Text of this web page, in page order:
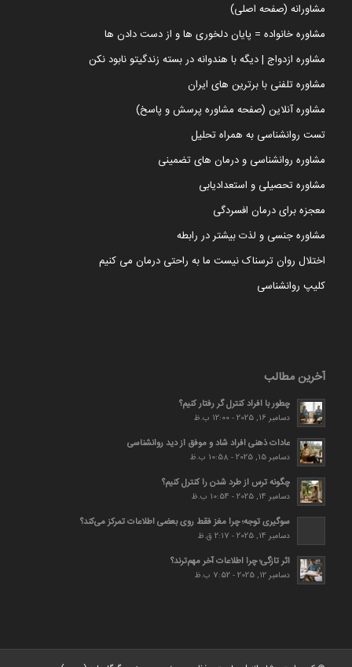
مشاورانه (صفحه اصلی)
مشاوره خانواده = پایان دلخوری ها و از دست دادن ها
مشاوره ازدواج | دیگه با هندوانه در بسته زندگیتو نابود نکن
مشاوره تلفنی با برترین های ایران
مشاوره آنلاین (صفحه مشاوره پرسش و پاسخ)
تست روانشناسی به همراه تحلیل
مشاوره روانشناسی و درمان های تضمینی
مشاوره تحصیلی و استعدادیابی
معجزه برای درمان افسردگی
مشاوره جنسی و لذت بیشتر در رابطه
اختلال روان ترسناک نیست ما به راحتی درمان می کنیم
کلیپ روانشناسی
آخرین مطالب
چطور با افراد کنترل گر رفتار کنیم؟
دسامبر 16, 2025 - 12:00 ب.ظ
عادات ذهنی افراد شاد و موفق از دید روانشناسی
دسامبر 15, 2025 - 10:58 ب.ظ
چگونه ترس از طرد شدن را کنترل کنیم؟
دسامبر 14, 2025 - 10:54 ب.ظ
سوگیری توجه؛ چرا مغز فقط روی بعضی اطلاعات تمرکز می‌کند؟
دسامبر 14, 2025 - 2:17 ق.ظ
اثر تازگی؛ چرا اطلاعات آخر مهم‌ترند؟
دسامبر 12, 2025 - 7:52 ب.ظ